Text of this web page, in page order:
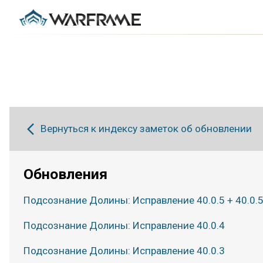
Вернуться к индексу заметок об обновлении
Обновления
Подсознание Долины: Исправление 40.0.5 +
Подсознание Долины: Исправление 40.0.4
Подсознание Долины: Исправление 40.0.3